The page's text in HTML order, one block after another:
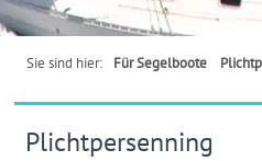
Sie sind hier: Für Segelboote
Plichtpersenning